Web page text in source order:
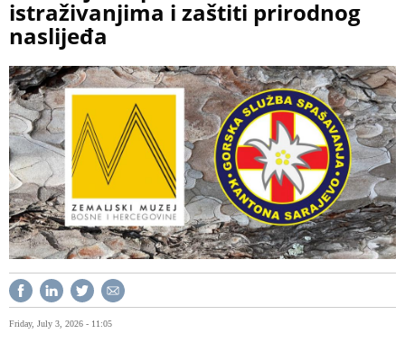
istraživanjima i zaštiti prirodnog
naslijeđa
Friday, July 3, 2026 - 11:05